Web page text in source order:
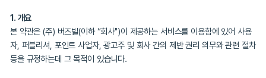
1. 개요
본 약관은 (주) 버즈빌(이하 “회사")이 제공하는 서비스를 이용함에